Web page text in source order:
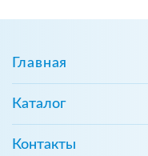
Главная
Каталог
Контакты